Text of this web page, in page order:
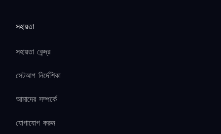
সহায়তা
সহায়তা কেন্দ্র
সেটআপ নির্দেশিকা
আমাদের সম্পর্কে
যোগাযোগ করুন